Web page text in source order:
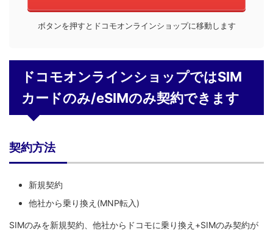
ボタンを押すとドコモオンラインショップに移動します
ドコモオンラインショップではSIM
カードのみ/eSIMのみ契約できます
契約方法
新規契約
他社から乗り換え(MNP転入)
SIMのみを新規契約、他社からドコモに乗り換え+SIMのみ契約が